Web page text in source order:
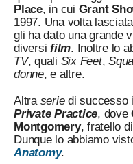
Place, in cui Grant
1997. Una volta
gli ha dato una grande
diversifilm. Inoltre lo
TV, quali Six Feet,
donne, e altre.
Altra seriedi successo
Private Practice, dove
Montgomery, fratello di
Dunque lo abbiamo
Anatomy.